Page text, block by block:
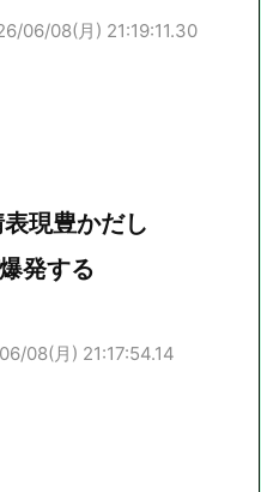
06/08(月) 21:19:11.30
現豊かだし
発する
08(月) 21:17:54.14